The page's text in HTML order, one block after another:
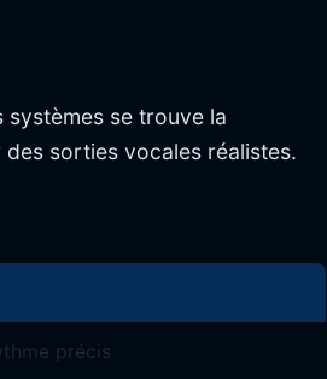
se trouve la
sorties vocales réalistes.
précis